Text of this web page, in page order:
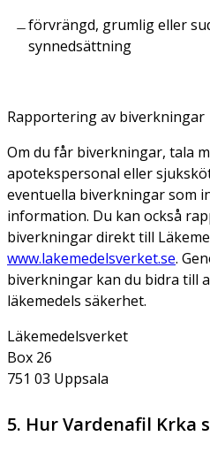
förvrängd, grumlig eller
synnedsättning
Rapportering av biverkningar
Om du får biverkningar, tala
apotekspersonal eller
eventuella biverkningar som
information. Du kan också
biverkningar direkt till
www.lakemedelsverket.se.
biverkningar kan du bidra till
läkemedels säkerhet.
Läkemedelsverket
Box 26
751 03 Uppsala
5. Hur Vardenafil Krka